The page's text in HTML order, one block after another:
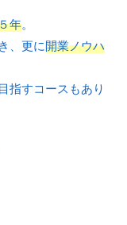
年。
、更に開業ノウハ
指すコースもあり